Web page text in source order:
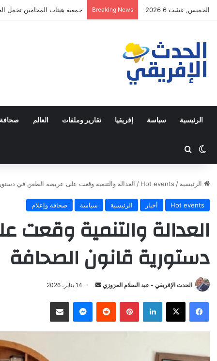
الخميس, غشت 6 2026 Breaking News جمعية هيئات المحامين تحمل
الرئيسية سياسة إفريقيا تقارير وملفات العالم صحافة
Switch skin
ابحث عن
الرئيسية /
Hot events
/ العدالة والتنمية وقعت على عريضة الطعن في
Hot events أخبار الرئيسية سياسة صحافة وإعلام
العدالة والتنمية
دستورية قانون الصحافة
الحدث الإفريقي - عبد السلام العزوزي
Send
email
14 يناير، 2026
Facebook
X
LinkedIn
Pinterest
Reddit
Messengerانشر عبر البريد الإلكتروني